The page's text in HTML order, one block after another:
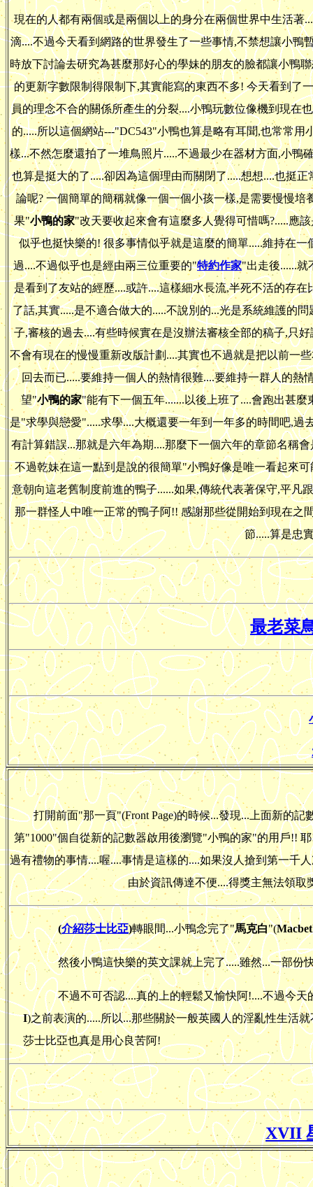
現在的人都有兩個或是兩個以上的身分在兩個世界中生活著
滴....不過今天看到網路的世界發生了一些事情,不禁想讓小鴨
時放下討論去研究為甚麼那好心的學妹的朋友的臉都讓小鴨
的更新字數限制得限制下,其實能寫的東西不多! 今天看到了
員的理念不合的關係所產生的分裂....小鴨玩數位像機到現在
的.....所以這個網站---"DC543"小鴨也算是略有耳聞,也常常用
樣...不然怎麼還拍了一堆鳥照片.....不過最少在器材方面,小
也算是挺大的了.....卻因為這個理由而關閉了.....想想....也挺
論呢? 一個簡單的簡稱就像一個一個小孩一樣,是需要慢慢
果"小鴨的家"改天要收起來會有這麼多人覺得可惜嗎?.....應
似乎也挺快樂的! 很多事情似乎就是這麼的簡單.....維持在
過....不過似乎也是經由兩三位重要的"特約作家"出走後......就
是看到了友站的經歷....或許....這樣細水長流,半死不活的存
了話,其實.....是不適合做大的.....不說別的...光是系統維護的
子,審核的過去....有些時候實在是沒辦法審核全部的稿子,只
不會有現在的慢慢重新改版計劃....其實也不過就是把以前一
回去而已.....要維持一個人的熱情很難....要維持一群人的
望"小鴨的家"能有下一個五年.......以後上班了....會跑出甚
是"求學與戀愛".....求學....大概還要一年到一年多的時間吧,
有計算錯誤...那就是六年為期....那麼下一個六年的章節名稱
不過乾妹在這一點到是說的很簡單"小鴨好像是唯一看起來
意朝向這老舊制度前進的鴨子......如果,傳統代表著保守,平凡
那一群怪人中唯一正常的鴨子阿!! 感謝那些從開始到現在之
節.....算是忠
最老菜
打開前面"那一頁"(Front Page)的時候...發現...上面新的
第"1000"個自從新的記數器啟用後瀏覽"小鴨的家"的用戶!!
過有禮物的事情....喔....事情是這樣的....如果沒人搶到第一千
由於資訊傳達不便....得獎主無法領
(介紹莎士比亞)轉眼間...小鴨念完了"馬克白"(
然後小鴨這快樂的英文課就上完了.....雖然...一部份
不過不可否認....真的上的輕鬆又愉快阿!....不過今天
I)之前表演的.....所以...那些關於一般英國人的淫亂性生活
莎士比亞也真是用心良苦阿!
XVII